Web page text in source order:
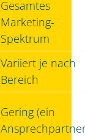
Gesamtes
Marketing-
Spektrum
Variiert je nach
Bereich
Gering (ein